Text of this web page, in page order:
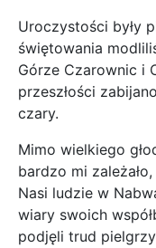
Uroczystości były
świętowania
Górze Czarownic i
przeszłości
czary.
Mimo wielkiego
bardzo mi
Nasi ludzie w
wiary swoich
podjęli trud